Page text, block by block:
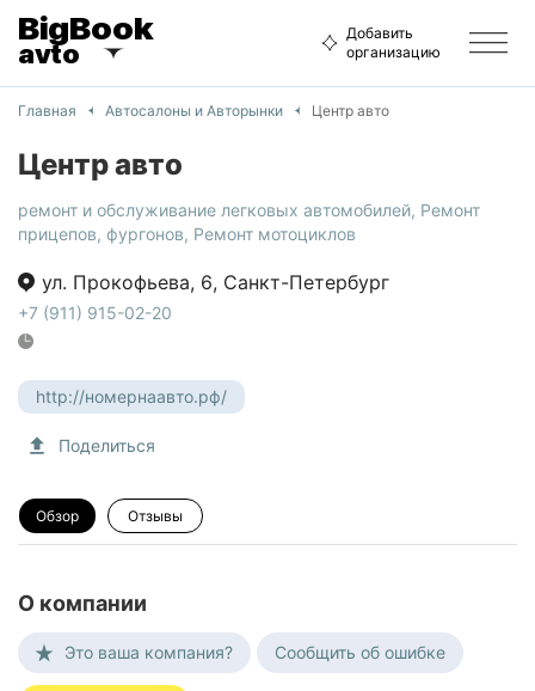
BigBook
avto
Добавить
организацию
Главная Автосалоны и Aвторынки Центр авто
Центр авто
ремонт и обслуживание легковых автомобилей, Ремонт
прицепов, фургонов, Ремонт мотоциклов
ул. Прокофьева, 6, Санкт-Петербург
+7 (911) 915-02-20
http://номернаавто.рф/
Поделиться
Обзор Отзывы
О компании
Это ваша компания? Сообщить об ошибке